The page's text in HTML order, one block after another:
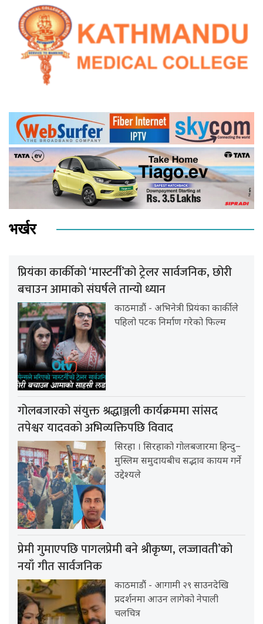
भर्खर
प्रियंका कार्कीको ‘मास्टर्नी’को ट्रेलर सार्वजनिक, छोरी
बचाउन आमाको संघर्षले तान्यो ध्यान
काठमाडौं - अभिनेत्री प्रियंका कार्कीले
पहिलो पटक निर्माण गरेको फिल्म
गोलबजारको संयुक्त श्रद्धाञ्जली कार्यक्रममा सांसद
तपेश्वर यादवको अभिव्यक्तिपछि विवाद
सिरहा । सिरहाको गोलबजारमा हिन्दु–
मुस्लिम समुदायबीच सद्भाव कायम गर्ने
उद्देश्यले
प्रेमी गुमाएपछि पागलप्रेमी बने श्रीकृष्ण, लज्जावती’को
नयाँ गीत सार्वजनिक
काठमाडौं - आगामी २९ साउनदेखि
प्रदर्शनमा आउन लागेको नेपाली
चलचित्र